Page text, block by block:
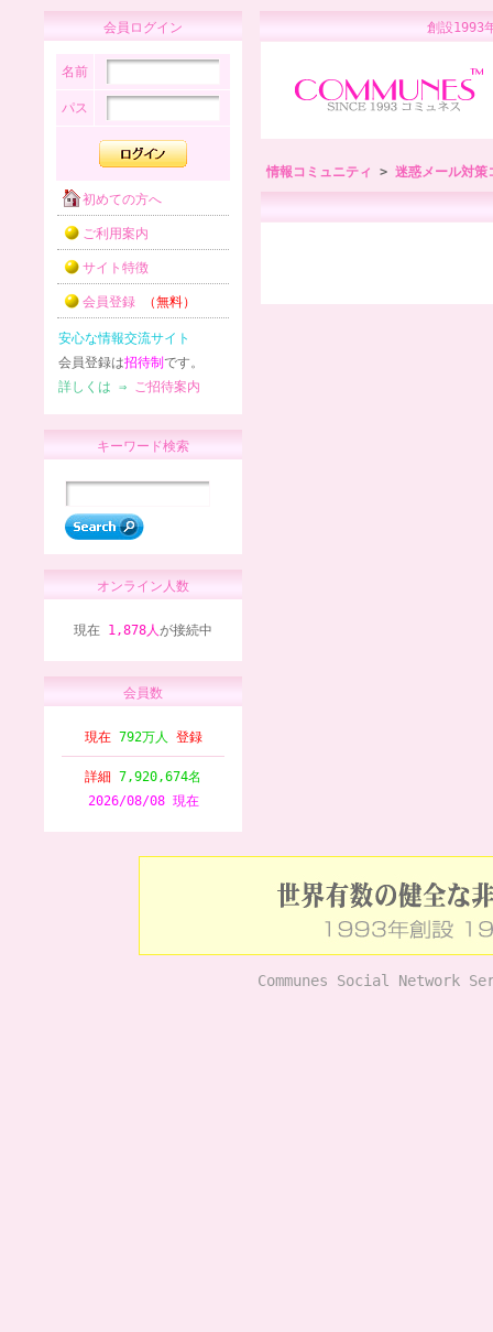
会員ログイン
名前
パス
初めての方へ
ご利用案内
サイト特徴
会員登録 （無料）
安心な情報交流サイト
会員登録は招待制 です。
詳しくは ⇒ ご招待案内
キーワード検索
オンライン人数
現在 1,878人が接続中
会員数
現在 792万人 登録
詳細 7,920,674名
2026/08/08 現在
創設
情報コミュニティ > 迷惑メール対策
Communes Social Network